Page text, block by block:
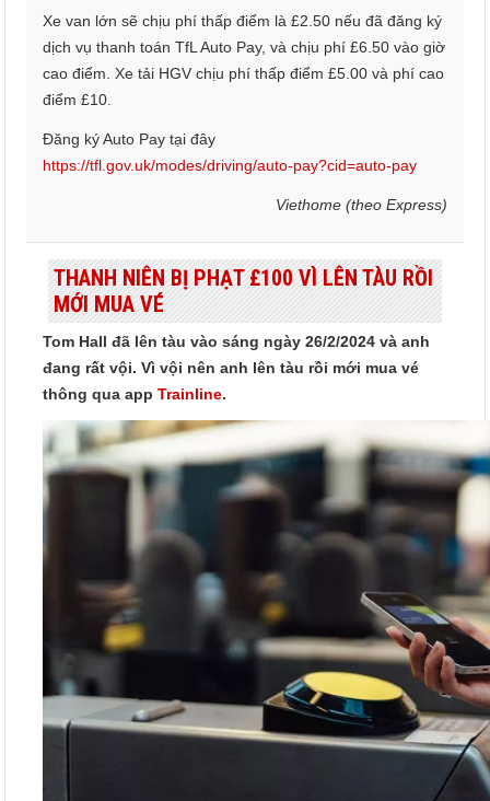
Xe van lớn sẽ chịu phí thấp điểm là £2.50 nếu đã đăng ký
dịch vụ thanh toán TfL Auto Pay, và chịu phí £6.50 vào giờ
cao điểm. Xe tải HGV chịu phí thấp điểm £5.00 và phí cao
điểm £10.
Đăng ký Auto Pay tại đây
https://tfl.gov.uk/modes/driving/auto-pay?cid=auto-pay
Viethome (theo Express)
THANH NIÊN BỊ PHẠT £100 VÌ LÊN TÀU RỒI
MỚI MUA VÉ
Tom Hall đã lên tàu vào sáng ngày 26/2/2024 và anh
đang rất vội. Vì vội nên anh lên tàu rồi mới mua vé
thông qua appTrainline.